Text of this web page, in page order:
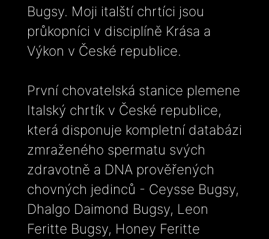
Bugsy. Moji italští chrtíci jsou
průkopníci v disciplíně Krása a
Výkon v České republice.
První chovatelská stanice plemene
Italský chrtík v České republice,
která disponuje kompletní databázi
zmraženého spermatu svých
zdravotně a DNA prověřených
chovných jedinců - Ceysse Bugsy,
Dhalgo Daimond Bugsy, Leon
Feritte Bugsy, Honey Feritte